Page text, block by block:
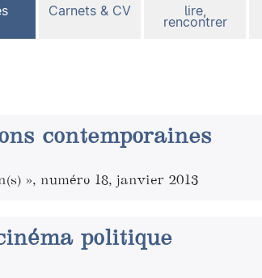
Carnets & CV lire,
rencontrer
contemporaines
», numéro 18, janvier 2013
politique